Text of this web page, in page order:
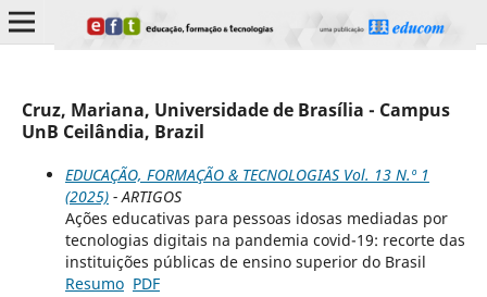
Cruz, Mariana, Universidade de Brasília - Campus
UnB Ceilândia, Brazil
EDUCAÇÃO, FORMAÇÃO & TECNOLOGIAS Vol. 13 N.º 1
(2025)- ARTIGOS
Ações educativas para pessoas idosas mediadas por
tecnologias digitais na pandemia covid-19: recorte das
instituições públicas de ensino superior do Brasil
Resumo PDF